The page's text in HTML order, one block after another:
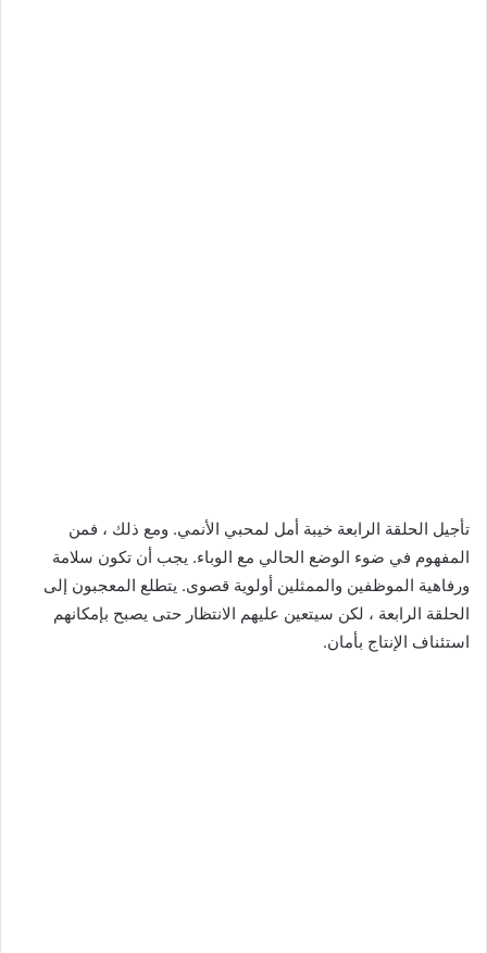
تأجيل الحلقة الرابعة خيبة أمل لمحبي الأنمي. ومع ذلك ، فمن
المفهوم في ضوء الوضع الحالي مع الوباء. يجب أن تكون سلامة
ورفاهية الموظفين والممثلين أولوية قصوى. يتطلع المعجبون إلى
الحلقة الرابعة ، لكن سيتعين عليهم الانتظار حتى يصبح بإمكانهم
استئناف الإنتاج بأمان.